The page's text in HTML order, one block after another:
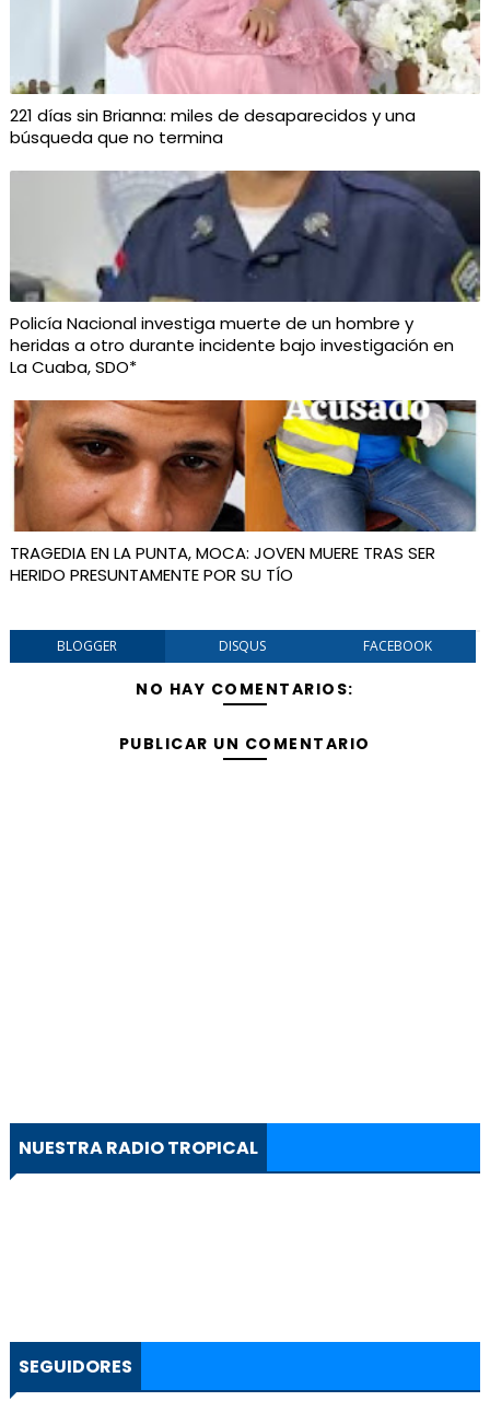
221 días sin Brianna: miles de desaparecidos y una
búsqueda que no termina
Policía Nacional investiga muerte de un hombre y
heridas a otro durante incidente bajo investigación en
La Cuaba, SDO*
TRAGEDIA EN LA PUNTA, MOCA: JOVEN MUERE TRAS SER
HERIDO PRESUNTAMENTE POR SU TÍO
BLOGGER DISQUS FACEBOOK
NO HAY COMENTARIOS:
PUBLICAR UN COMENTARIO
NUESTRA RADIO TROPICAL
SEGUIDORES